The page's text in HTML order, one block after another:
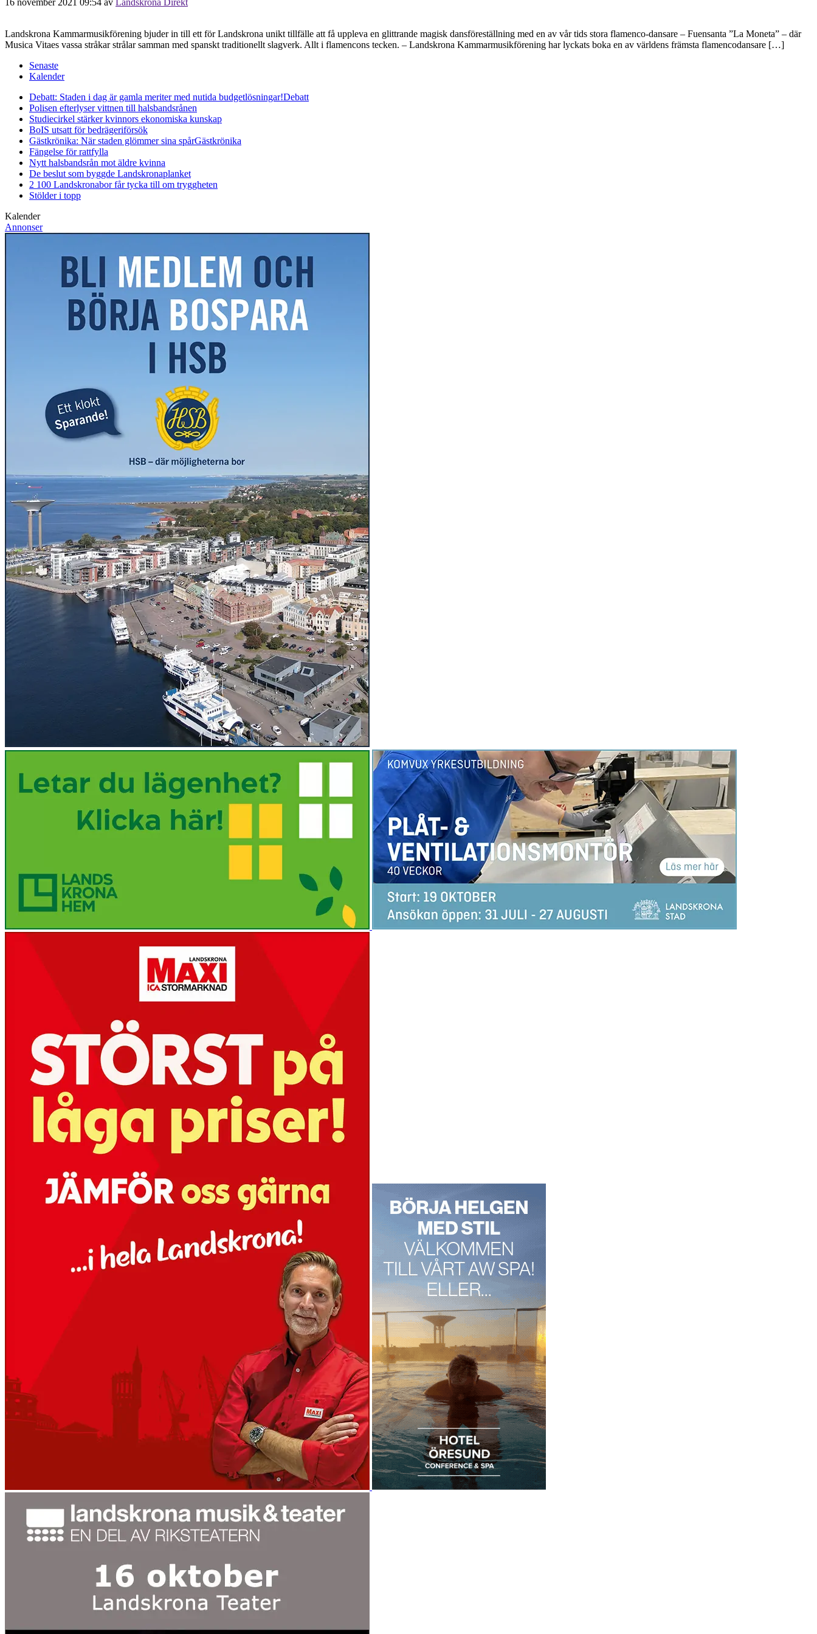
Landskrona Kammarmusikförening bjuder in till ett för Landskrona unikt tillfälle att få uppleva en glittrande magisk dansföreställning med en av vår tids stora flamenco-dansare – Fuensanta ”La Moneta” – där
Musica Vitaes vassa stråkar strålar samman med spanskt traditionellt slagverk. Allt i flamencons tecken. – Landskrona Kammarmusikförening har lyckats boka en av världens främsta flamencodansare […]
Senaste
Kalender
Debatt: Staden i dag är gamla meriter med nutida budgetlösningar!Debatt
Polisen efterlyser vittnen till halsbandsrånen
Studiecirkel stärker kvinnors ekonomiska kunskap
BoIS utsatt för bedrägeriförsök
Gästkrönika: När staden glömmer sina spårGästkrönika
Fängelse för rattfylla
Nytt halsbandsrån mot äldre kvinna
De beslut som byggde Landskronaplanket
2 100 Landskronabor får tycka till om tryggheten
Stölder i topp
Kalender
Annonser